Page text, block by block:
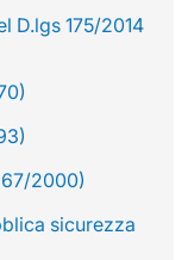
D.lgs 175/2014
2000)
sicurezza